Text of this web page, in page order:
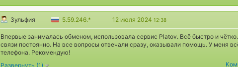
Зульфия 5.59.246.* 12 июля 2024 12:38
Впервые занималась обменом, использовала сервис Platov. Всё быстро и
связи постоянно. На все вопросы отвечали сразу, оказывали помощь. У меня
телефона. Рекомендую!
Развернуть (1)